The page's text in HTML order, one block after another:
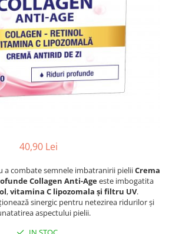
par
40,90 Lei
a combate semnele imbatranirii pieliiCrema
Collagen Anti-Ageeste imbogatita
,vitamina C lipozomala și filtru UV.
sinergic pentru netezirea ridurilor și
aspectului pielii.